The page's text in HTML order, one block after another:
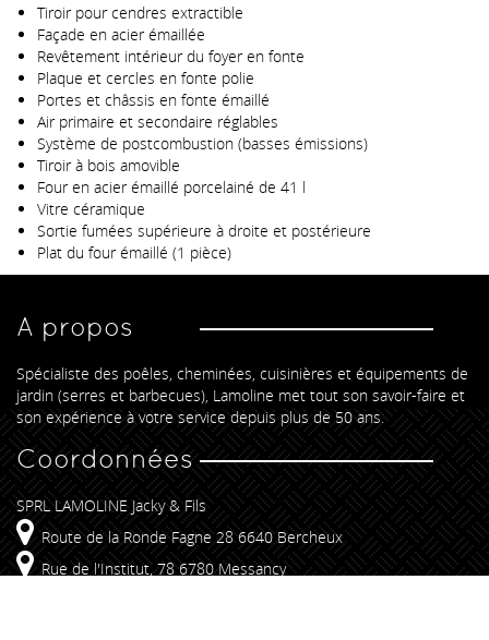
Tiroir pour cendres extractible
Façade en acier émaillée
Revêtement intérieur du foyer en fonte
Plaque et cercles en fonte polie
Portes et châssis en fonte émaillé
Air primaire et secondaire réglables
Système de postcombustion (basses émissions)
Tiroir à bois amovible
Four en acier émaillé porcelainé de 41 l
Vitre céramique
Sortie fumées supérieure à droite et postérieure
Plat du four émaillé (1 pièce)
A propos
Spécialiste des poêles, cheminées, cuisinières et équipements de
jardin (serres et barbecues), Lamoline met tout son savoir-faire et
son expérience à votre service depuis plus de 50 ans.
Coordonnées
SPRL LAMOLINE Jacky & Fils
Route de la Ronde Fagne 28 6640 Bercheux
Rue de l'Institut, 78 6780 Messancy